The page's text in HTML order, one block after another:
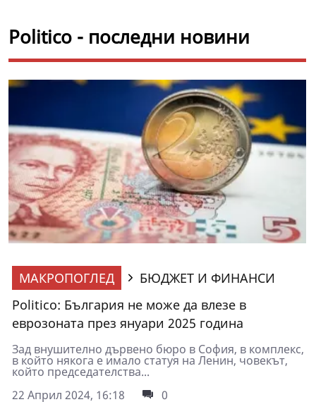
Politico - последни новини
МАКРОПОГЛЕД
БЮДЖЕТ И ФИНАНСИ
Politico: България не може да влезе в
еврозоната през януари 2025 година
Зад внушително дървено бюро в София, в комплекс,
в който някога е имало статуя на Ленин, човекът,
който председателства...
22 Април 2024, 16:18
0